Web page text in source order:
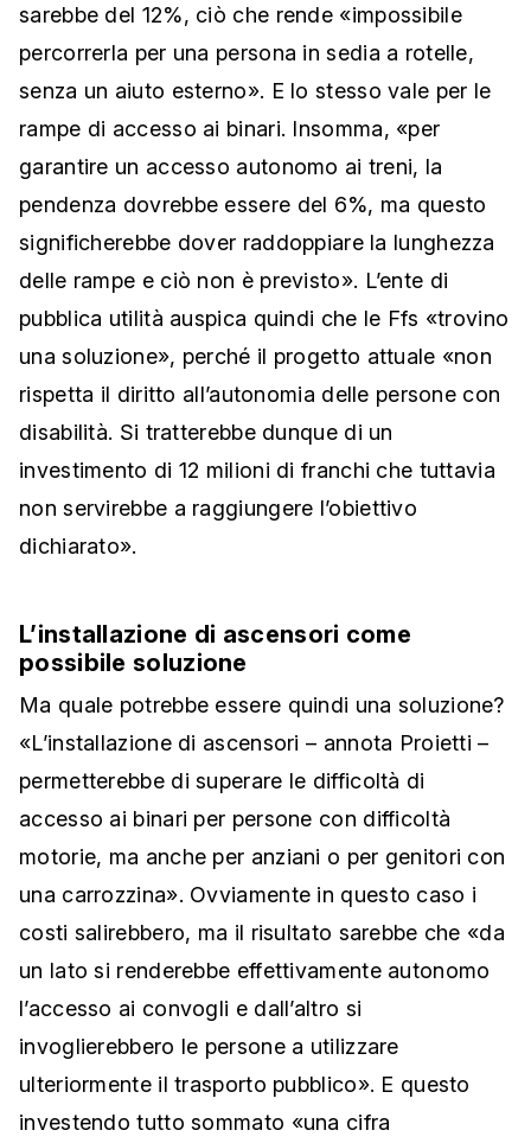
sarebbe del 12%, ciò che rende «impossibile
percorrerla per una persona in sedia a rotelle,
senza un aiuto esterno». E lo stesso vale per le
rampe di accesso ai binari. Insomma, «per
garantire un accesso autonomo ai treni, la
pendenza dovrebbe essere del 6%, ma questo
significherebbe dover raddoppiare la lunghezza
delle rampe e ciò non è previsto». L’ente di
pubblica utilità auspica quindi che le Ffs «trovino
una soluzione», perché il progetto attuale «non
rispetta il diritto all’autonomia delle persone con
disabilità. Si tratterebbe dunque di un
investimento di 12 milioni di franchi che tuttavia
non servirebbe a raggiungere l’obiettivo
dichiarato».
L’installazione di ascensori come
possibile soluzione
Ma quale potrebbe essere quindi una soluzione?
«L’installazione di ascensori – annota Proietti –
permetterebbe di superare le difficoltà di
accesso ai binari per persone con difficoltà
motorie, ma anche per anziani o per genitori con
una carrozzina». Ovviamente in questo caso i
costi salirebbero, ma il risultato sarebbe che «da
un lato si renderebbe effettivamente autonomo
l’accesso ai convogli e dall’altro si
invoglierebbero le persone a utilizzare
ulteriormente il trasporto pubblico». E questo
investendo tutto sommato «una cifra